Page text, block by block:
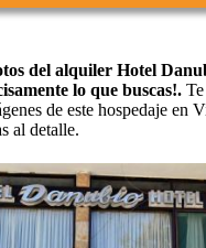
del alquiler Hotel
lo que buscas!.
de este hospedaje en
al detalle.